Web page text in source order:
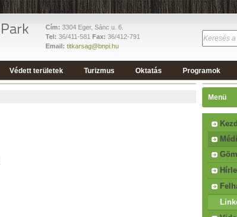
Cím: 3304 Eger, Sánc u. 6.
Tel: 36/411-581 Fax: 36/412-791
Email: titkarsag@bnpi.hu
Védett területek Turizmus Oktatás Programok
Menü